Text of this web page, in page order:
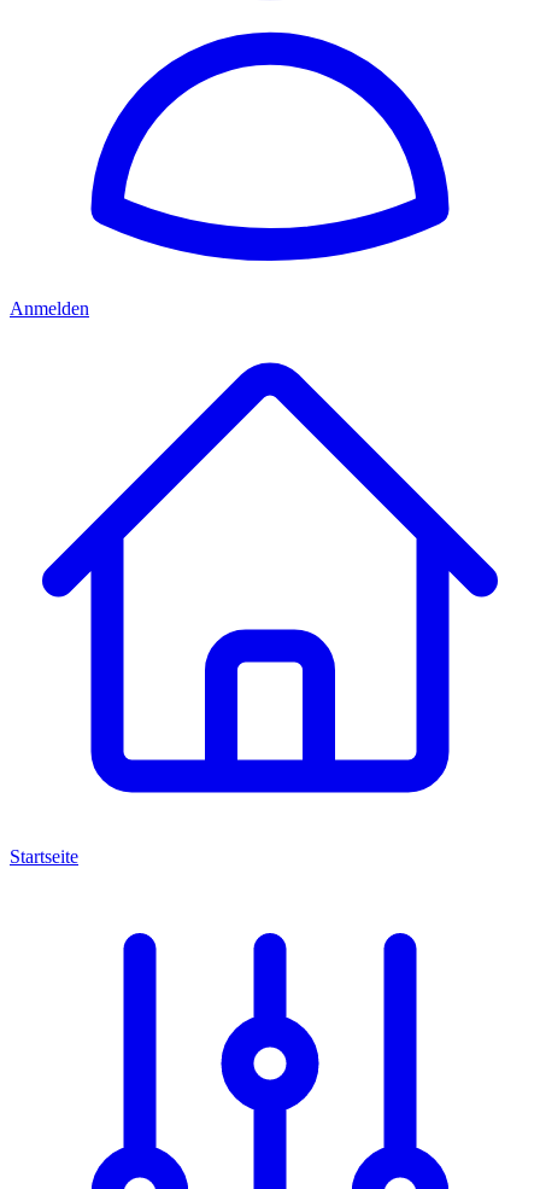
Anmelden
Startseite